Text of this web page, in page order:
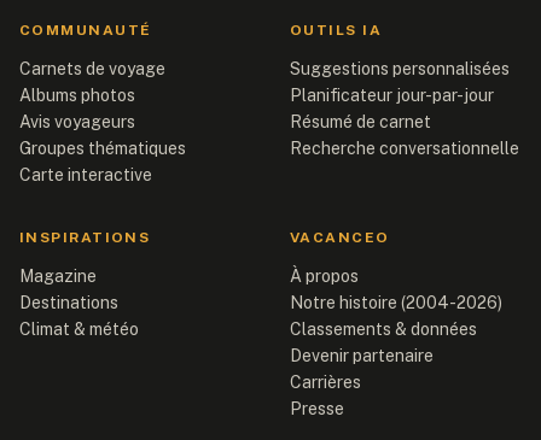
COMMUNAUTÉ
Carnets de voyage
Albums photos
Avis voyageurs
Groupes thématiques
Carte interactive
OUTILS IA
Suggestions personnalisées
Planificateur jour-par-jour
Résumé de carnet
Recherche conversationnelle
INSPIRATIONS
Magazine
Destinations
Climat & météo
VACANCEO
À propos
Notre histoire (2004-2026)
Classements & données
Devenir partenaire
Carrières
Presse